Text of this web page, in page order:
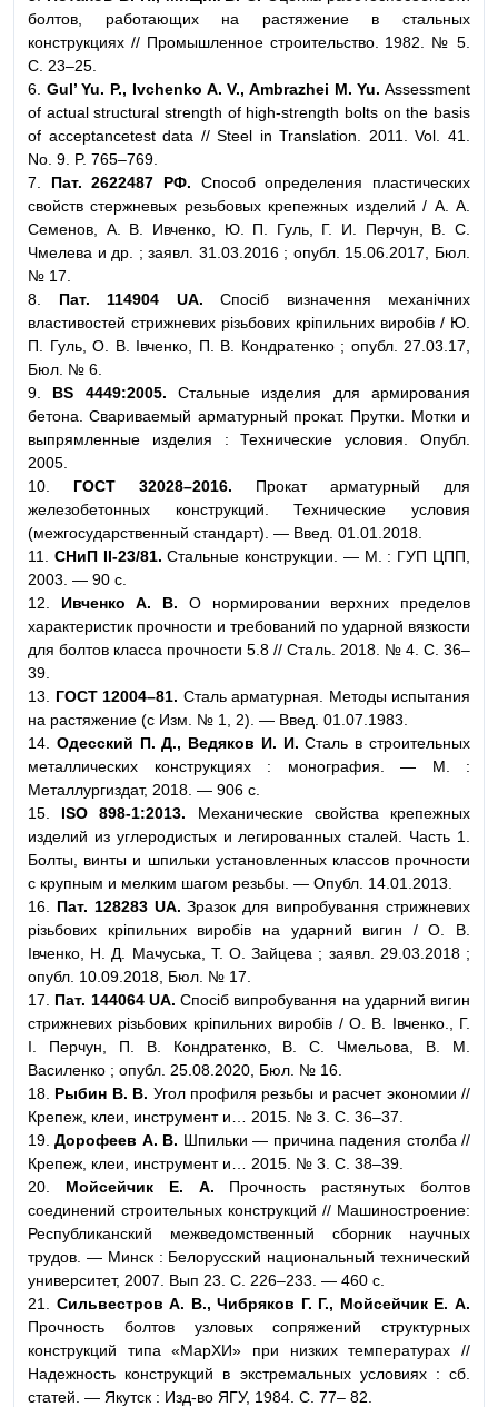
болтов, работающих на растяжение в стальных
конструкциях // Промышленное строительство. 1982. № 5.
С. 23–25.
6. Gul’ Yu. P., Ivchenko A. V., Ambrazhei M. Yu. Assessment
of actual structural strength of high-strength bolts on the basis
of acceptancetest data // Steel in Translation. 2011. Vol. 41.
No. 9. P. 765–769.
7.
Пат. 2622487 РФ. Способ определения пластических
свойств стержневых резьбовых крепежных изделий / А. А.
Семенов, А. В. Ивченко, Ю. П. Гуль, Г. И. Перчун, В. С.
Чмелева и др. ; заявл. 31.03.2016 ; опубл. 15.06.2017, Бюл.
№ 17.
8. Пат. 114904 UA. Спосіб визначення механічних
властивостей стрижневих різьбових кріпильних виробів / Ю.
П. Гуль, О. В. Івченко, П. В. Кондратенко ; опубл. 27.03.17,
Бюл. № 6.
9. BS 4449:2005. Стальные изделия для армирования
бетона. Свариваемый арматурный прокат. Прутки. Мотки и
выпрямленные изделия : Технические условия. Опубл.
2005.
10. ГОСТ 32028–2016. Прокат арматурный для
железобетонных конструкций. Технические условия
(межгосударственный стандарт). — Введ. 01.01.2018.
11.
СНиП II-23/81. Стальные конструкции. — М. : ГУП ЦПП,
2003. — 90 с.
12. Ивченко А. В. О нормировании верхних пределов
характеристик прочности и требований по ударной вязкости
для болтов класса прочности 5.8 // Сталь. 2018. № 4. С. 36–
39.
13.
ГОСТ 12004–81. Сталь арматурная. Методы испытания
на растяжение (с Изм. № 1, 2). — Введ. 01.07.1983.
14. Одесский П. Д., Ведяков И. И. Сталь в строительных
металлических конструкциях : монография. — М. :
Металлургиздат, 2018. — 906 с.
15. ISO 898-1:2013. Механические свойства крепежных
изделий из углеродистых и легированных сталей. Часть 1.
Болты, винты и шпильки установленных классов прочности
с крупным и мелким шагом резьбы. — Опубл. 14.01.2013.
16. Пат. 128283 UA. Зразок для випробування стрижневих
різьбових кріпильних виробів на ударний вигин / О. В.
Івченко, Н. Д. Мачуська, Т. О. Зайцева ; заявл. 29.03.2018 ;
опубл. 10.09.2018, Бюл. № 17.
17. Пат. 144064 UA. Спосіб випробування на ударний вигин
стрижневих різьбових кріпильних виробів / О. В. Івченко., Г.
І. Перчун, П. В. Кондратенко, В. С. Чмельова, В. М.
Василенко ; опубл. 25.08.2020, Бюл. № 16.
18. Рыбин В. В. Угол профиля резьбы и расчет экономии //
Крепеж, клеи, инструмент и… 2015. № 3. С. 36–37.
19.Дорофеев А. В. Шпильки — причина падения столба //
Крепеж, клеи, инструмент и… 2015. № 3. С. 38–39.
20. Мойсейчик Е. А. Прочность растянутых болтов
соединений строительных конструкций // Машиностроение:
Республиканский межведомственный сборник научных
трудов. — Минск : Белорусский национальный технический
университет, 2007. Вып 23. С. 226–233. — 460 с.
21. Сильвестров А. В., Чибряков Г. Г., Мойсейчик Е. А.
Прочность болтов узловых сопряжений структурных
конструкций типа «МарХИ» при низких температурах //
Надежность конструкций в экстремальных условиях : сб.
статей. — Якутск : Изд-во ЯГУ, 1984. С. 77– 82.